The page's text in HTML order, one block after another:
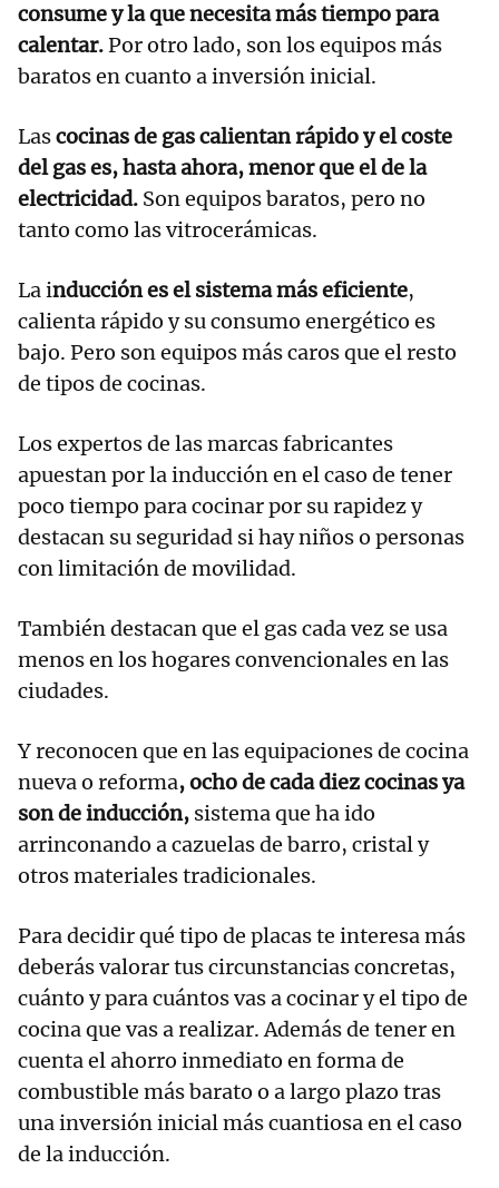
consume y la que necesita más tiempo para
calentar.Por otro lado, son los equipos más
baratos en cuanto a inversión inicial.
Lascocinas de gas calientan rápido y el coste
del gas es, hasta ahora, menor que el de la
electricidad. Son equipos baratos, pero no
tanto como las vitrocerámicas.
La inducción es el sistema más eficiente,
calienta rápido y su consumo energético es
bajo. Pero son equipos más caros que el resto
de tipos de cocinas.
Los expertos de las marcas fabricantes
apuestan por la inducción en el caso de tener
poco tiempo para cocinar por su rapidez y
destacan su seguridad si hay niños o personas
con limitación de movilidad.
También destacan que el gas cada vez se usa
menos en los hogares convencionales en las
ciudades.
Y reconocen que en las equipaciones de cocina
nueva o reforma, ocho de cada diez cocinas ya
son de inducción, sistema que ha ido
arrinconando a cazuelas de barro, cristal y
otros materiales tradicionales.
Para decidir qué tipo de placas te interesa más
deberás valorar tus circunstancias concretas,
cuánto y para cuántos vas a cocinar y el tipo de
cocina que vas a realizar. Además de tener en
cuenta el ahorro inmediato en forma de
combustible más barato o a largo plazo tras
una inversión inicial más cuantiosa en el caso
de la inducción.